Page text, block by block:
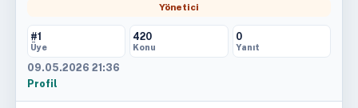
Yönetici
#1
Üye
420
Konu
0
Yanıt
09.05.2026 21:36
Profil